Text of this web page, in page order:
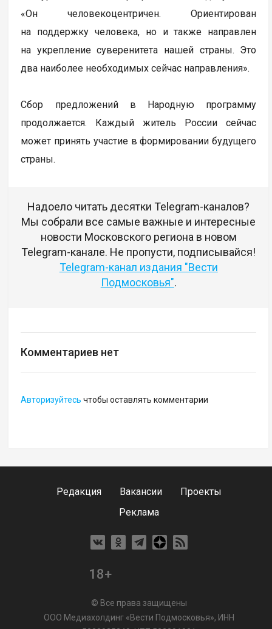
«Он человекоцентричен. Ориентирован
на поддержку человека, но и также направлен
на укрепление суверенитета нашей страны. Это
два наиболее необходимых сейчас направления».
Сбор предложений в Народную программу
продолжается. Каждый житель России сейчас
может принять участие в формировании будущего
страны.
Надоело читать десятки Telegram-каналов?
Мы собрали все самые важные и интересные
новости Московского региона в новом
Telegram-канале. Не пропусти, подписывайся!
Telegram-канал издания "Вести
Подмосковья".
Комментариев нет
Авторизуйтесь чтобы оставлять комментарии
Редакция Вакансии
Проекты
Реклама
18+
© Все права защищены
ООО Медиахолдинг «Вести Подмосковья», ИНН